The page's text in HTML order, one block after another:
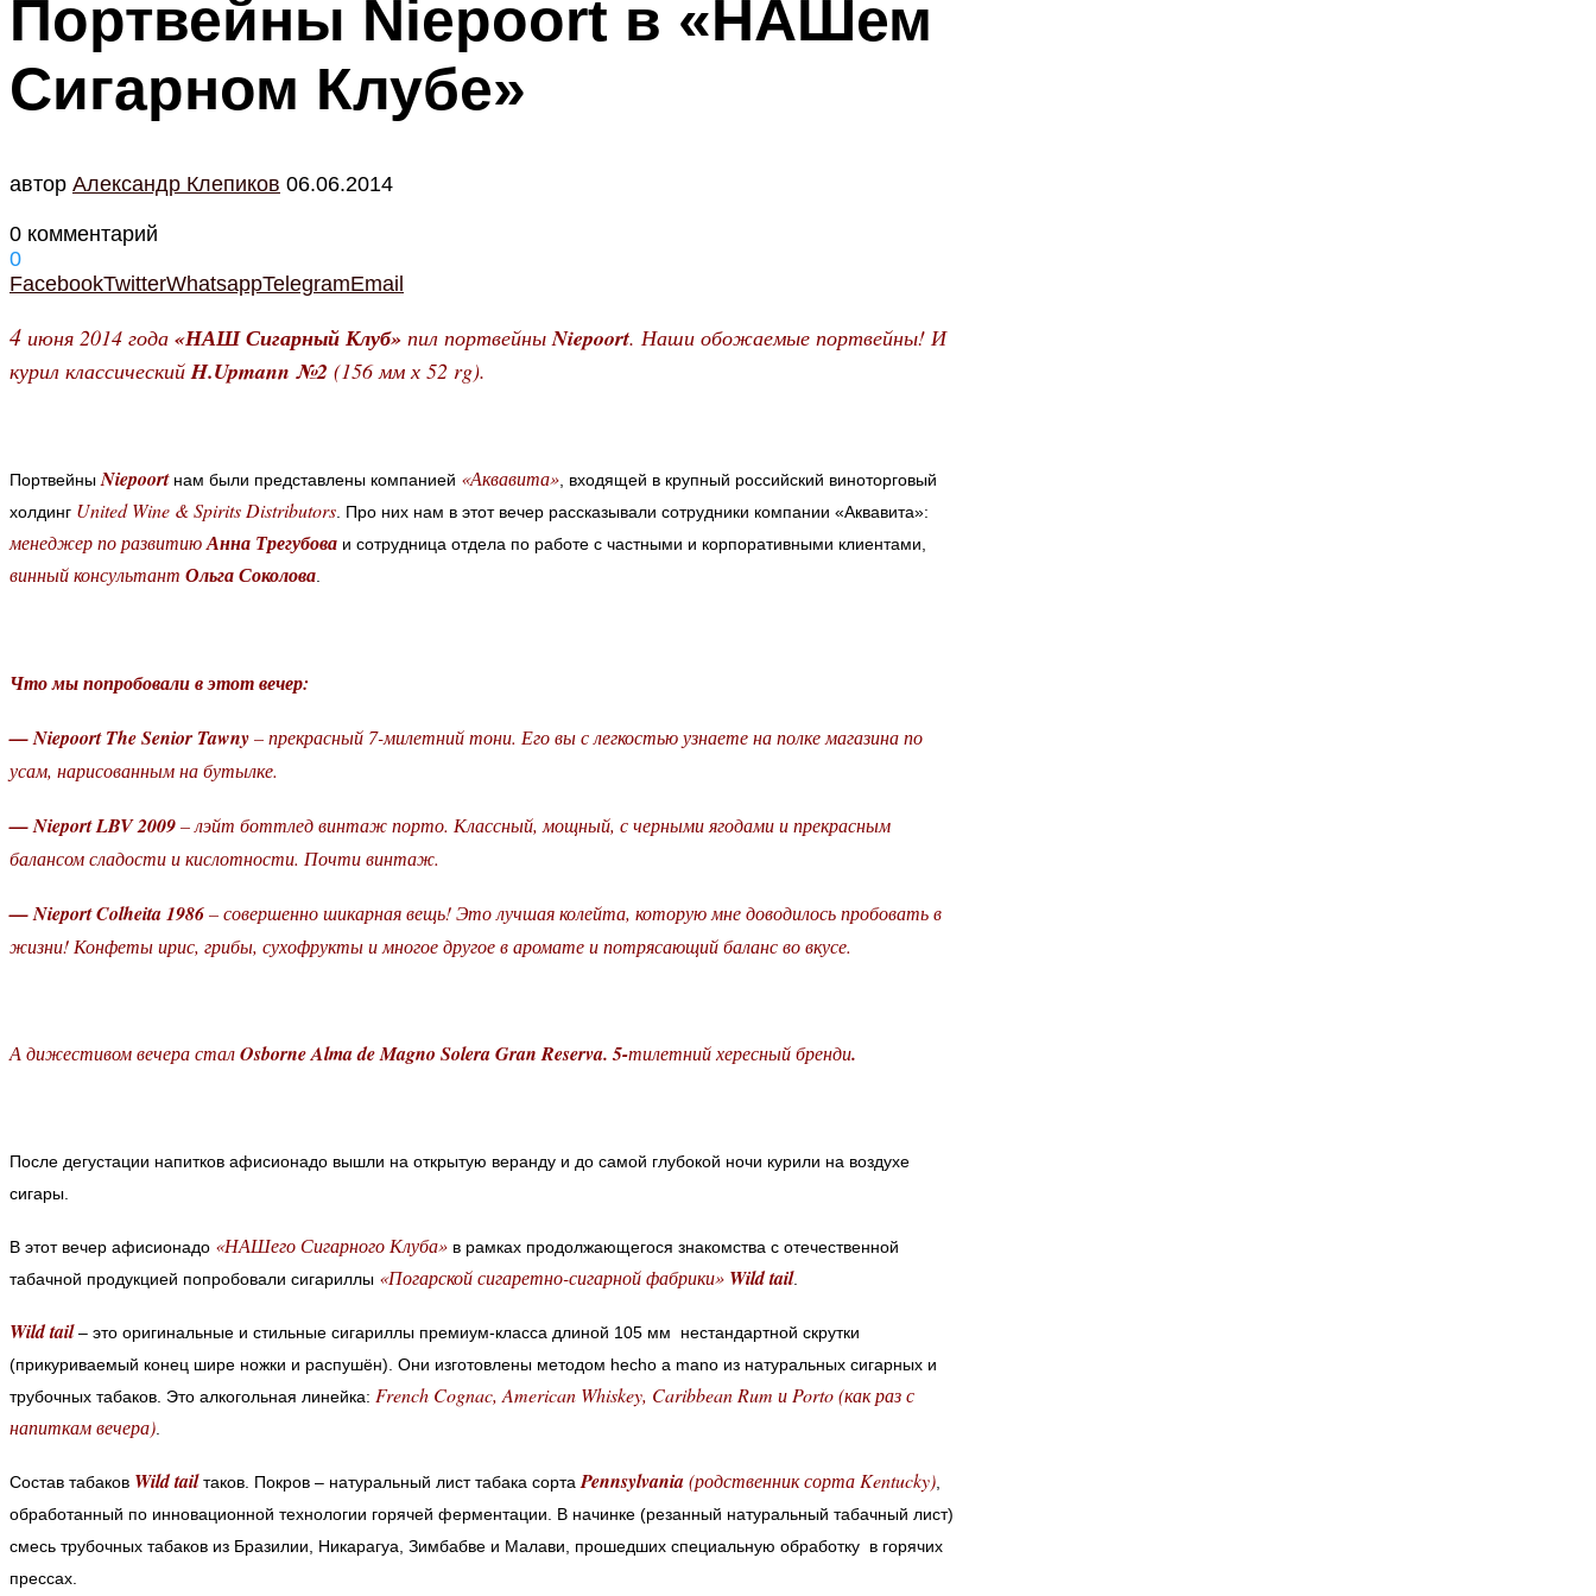
Портвейны Niepoort в «НАШем
Сигарном Клубе»
автор Александр Клепиков 06.06.2014
0 комментарий
0
FacebookTwitterWhatsappTelegramEmail
4 июня 2014 года «НАШ Сигарный Клуб» пил портвейныNiepoort. Наши обожаемые портвейны! И
курил классическийH.Upmann №2 (156 мм х 52 rg).
Портвейны Niepoort нам были представлены компанией «Аквавита» , входящей в крупный российский виноторговый
холдинг United Wine & Spirits Distributors . Про них нам в этот вечер рассказывали сотрудники компании «Аквавита»:
менеджер по развитиюАнна Трегубова и сотрудница отдела по работе с частными и корпоративными клиентами,
винный консультант Ольга Соколова
Что мы попробовали в этот вечер:
— Niepoort The Senior Tawny– прекрасный 7-милетний тони. Его вы с легкостью узнаете на полке магазина по
усам, нарисованным на бутылке.
— Nieport LBV 2009– лэйт боттлед винтаж порто. Классный, мощный, с черными ягодами и прекрасным
балансом сладости и кислотности. Почти винтаж.
— Nieport Colheita 1986– совершенно шикарная вещь! Это лучшая колейта, которую мне доводилось пробовать в
жизни! Конфеты ирис, грибы, сухофрукты и многое другое в аромате и потрясающий баланс во вкусе.
А дижестивом вечера сталOsborne Alma de Magno Solera Gran Reserva. 5-тилетний хересный бренди.
После дегустации напитков афисионадо вышли на открытую веранду и до самой глубокой ночи курили на воздухе
сигары.
В этот вечер афисионадо «НАШего Сигарного Клуба» в рамках продолжающегося знакомства с отечественной
табачной продукцией попробовали сигариллы «Погарской сигаретно-сигарной фабрики» Wild tail.
Wild tail– это оригинальные и стильные сигариллы премиум-класса длиной 105 мм нестандартной скрутки
(прикуриваемый конец шире ножки и распушён). Они изготовлены методом hecho a mano из натуральных сигарных и
трубочных табаков. Это алкогольная линейка: French Cognac, American Whiskey, Caribbean Rum и Porto (как раз с
напиткам вечера)
Состав табаков Wild tailтаков. Покров – натуральный лист табака сорта Pennsylvania(родственник сорта Kentucky)
обработанный по инновационной технологии горячей ферментации. В начинке (резанный натуральный табачный лист)
смесь трубочных табаков из Бразилии, Никарагуа, Зимбабве и Малави, прошедших специальную обработку в горячих
прессах.